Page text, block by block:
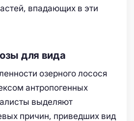
впадающих в эти
для вида
озерного лосося
антропогенных
выделяют
причин, приведших вид